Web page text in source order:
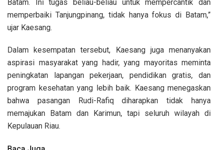
Batam. Ini tugas beliau-beliau untuk mempercantik dan
memperbaiki Tanjungpinang, tidak hanya fokus di Batam,”
ujar Kaesang.
Dalam kesempatan tersebut, Kaesang juga menanyakan
aspirasi masyarakat yang hadir, yang mayoritas meminta
peningkatan lapangan pekerjaan, pendidikan gratis, dan
program kesehatan yang lebih baik. Kaesang menegaskan
bahwa pasangan Rudi-Rafiq diharapkan tidak hanya
memajukan Batam dan Karimun, tapi seluruh wilayah di
Kepulauan Riau.